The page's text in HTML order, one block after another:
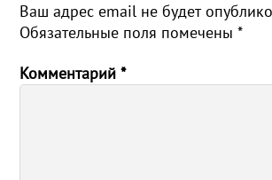
Ваш адрес email не будет
Обязательные поля помечены*
Комментарий*